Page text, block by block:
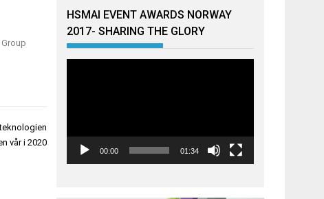
vår i 2020
HSMAI EVENT AWARDS NORWAY
2017- SHARING THE GLORY
00:00 01:34